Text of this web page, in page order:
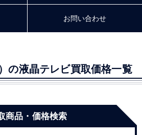
お問い合わせ
の液晶テレビ買取価格一覧
商品・価格検索